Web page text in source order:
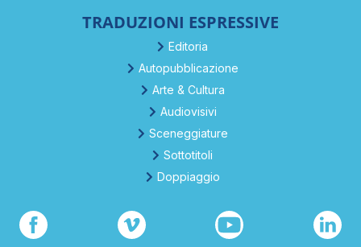
TRADUZIONI ESPRESSIVE
Editoria
Autopubblicazione
Arte & Cultura
Audiovisivi
Sceneggiature
Sottotitoli
Doppiaggio